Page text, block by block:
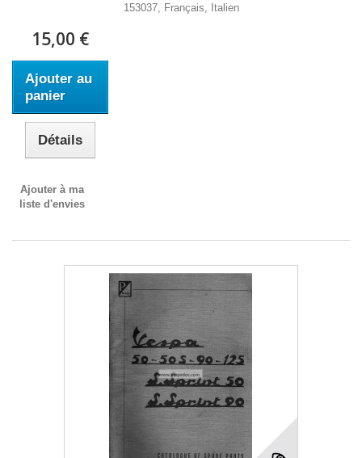
153037, Français, Italien
15,00 €
Ajouter au
panier
Détails
Ajouter à ma
liste d'envies